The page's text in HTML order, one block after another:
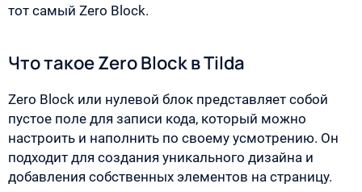
тот самый Zero Block.
Что такое Zero Block в Tilda
Zero Block или нулевой блок представляет собой
пустое поле для записи кода, который можно
настроить и наполнить по своему усмотрению. Он
подходит для создания уникального дизайна и
добавления собственных элементов на страницу.